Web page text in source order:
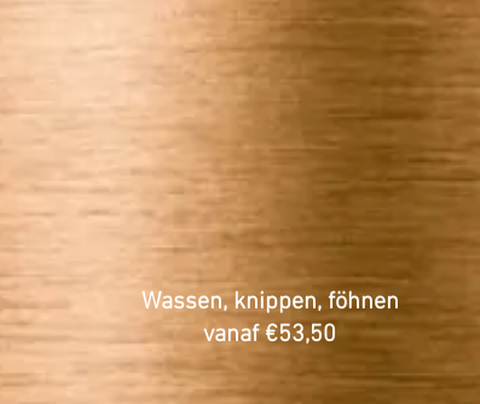
Wassen, knippen,föhnen
vanaf €53,50